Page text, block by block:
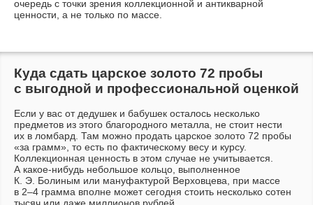
очередь с точки зрения коллекционной и антикварной
ценности, а не только по массе.
Куда сдать царское золото 72 пробы
с выгодной и профессиональной оценкой
Если у вас от дедушек и бабушек осталось несколько
предметов из этого благородного металла, не стоит нести
их в ломбард. Там можно продать царское золото 72 пробы
«за грамм», то есть по фактическому весу и курсу.
Коллекционная ценность в этом случае не учитывается.
А какое-нибудь небольшое кольцо, выполненное
К. Э. Болиным или мануфактурой Верховцева, при массе
в 2–4 грамма вполне может сегодня стоить несколько сотен